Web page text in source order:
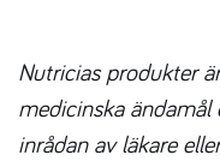
Nutricias produkter
medicinska ändamål
inrådan av läkare